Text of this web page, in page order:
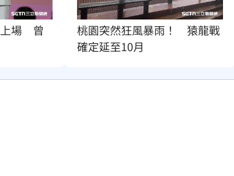
場　曾
桃園突然狂風暴雨！　猿龍戰
確定延至10月